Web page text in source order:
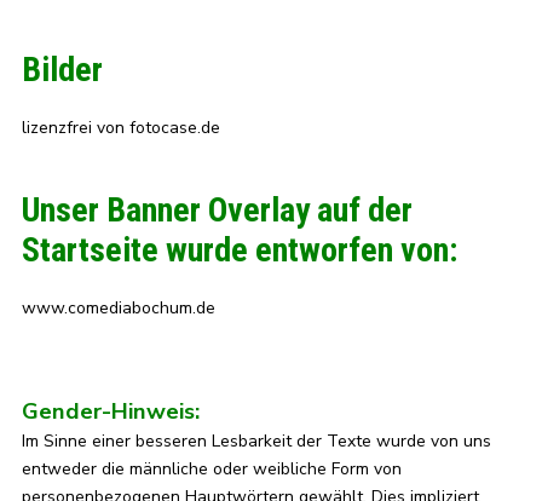
Bilder
lizenzfrei von fotocase.de
Unser Banner Overlay auf der
Startseite wurde entworfen von:
www.comediabochum.de
Gender-Hinweis:
Im Sinne einer besseren Lesbarkeit der Texte wurde von uns
entweder die männliche oder weibliche Form von